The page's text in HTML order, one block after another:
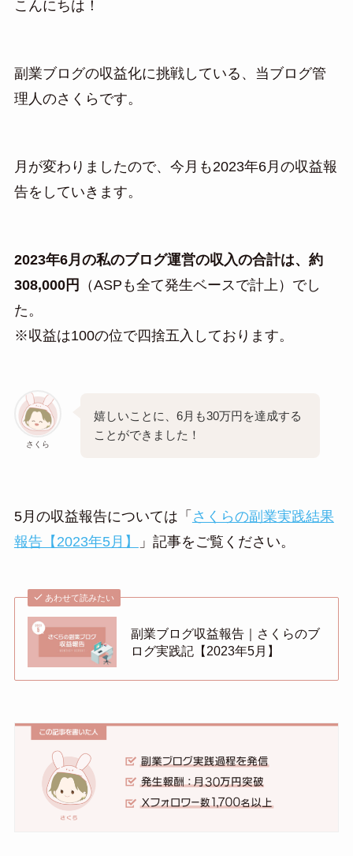
こんにちは！
副業ブログの収益化に挑戦している、当ブログ管
理人のさくらです。
月が変わりましたので、今月も2023年6月の収益報
告をしていきます。
2023年6月の私のブログ運営の収入の合計は、約
308,000円
（ASPも全て発生ベースで計上）でし
た。
※収益は100の位で四捨五入しております。
さくら
嬉しいことに、6月も30万円を達成する
ことができました！
5月の収益報告については「 さくらの副業実践結果
報告【2023年5月】
」記事をご覧ください。
あわせて読みたい
副業ブログ収益報告｜さくらのブ
ログ実践記【2023年5月】